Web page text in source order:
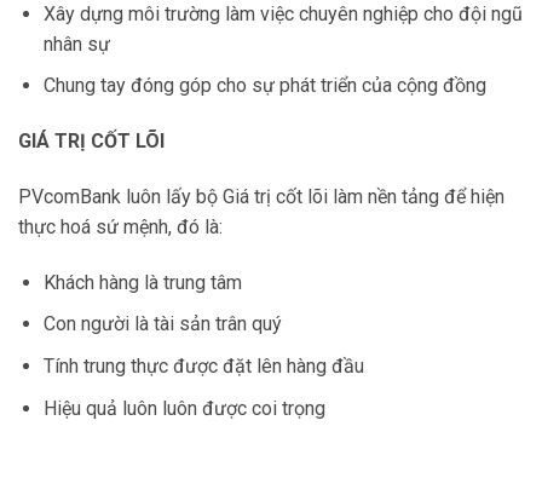
Xây dựng môi trường làm việc chuyên nghiệp cho đội ngũ
nhân sự
Chung tay đóng góp cho sự phát triển của cộng đồng
GIÁ TRỊ CỐT LÕI
PVcomBank luôn lấy bộ Giá trị cốt lõi làm nền tảng để hiện
thực hoá sứ mệnh, đó là:
Khách hàng là trung tâm
Con người là tài sản trân quý
Tính trung thực được đặt lên hàng đầu
Hiệu quả luôn luôn được coi trọng